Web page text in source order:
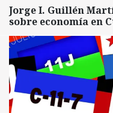
Jorge I. Guillén
sobre economía en